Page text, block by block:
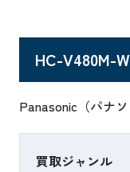
HC-V480M-W
Panasonic（パナ
買取ジャンル